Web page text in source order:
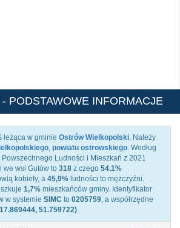
- PODSTAWOWE INFORMACJE
leżąca w gminie Ostrów Wielkopolski. Należy
, powiatu ostrowskiego. Według
Ludności i Mieszkań z 2021
we wsi Gutów to 318 z czego 54,1%
kobiety, a 45,9% ludności to mężczyźni.
1,7% mieszkańców gminy. Identyfikator
w systemie SIMC to 0205759, a współrzędne
51.759722).